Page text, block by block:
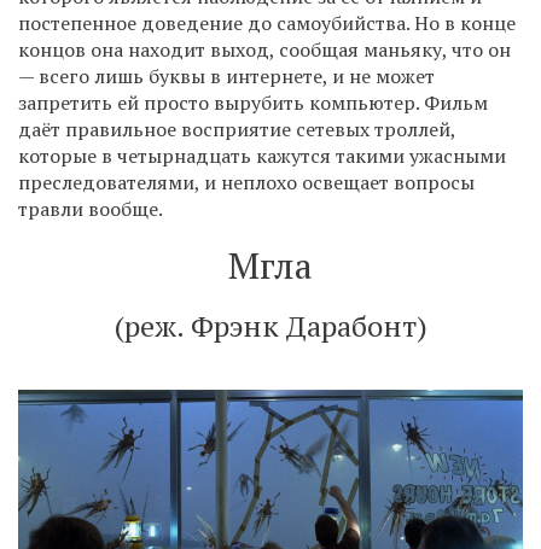
постепенное доведение до самоубийства. Но в конце
концов она находит выход, сообщая маньяку, что он
— всего лишь буквы в интернете, и не может
запретить ей просто вырубить компьютер. Фильм
даёт правильное восприятие сетевых троллей,
которые в четырнадцать кажутся такими ужасными
преследователями, и неплохо освещает вопросы
травли вообще.
Мгла
(реж. Фрэнк Дарабонт)